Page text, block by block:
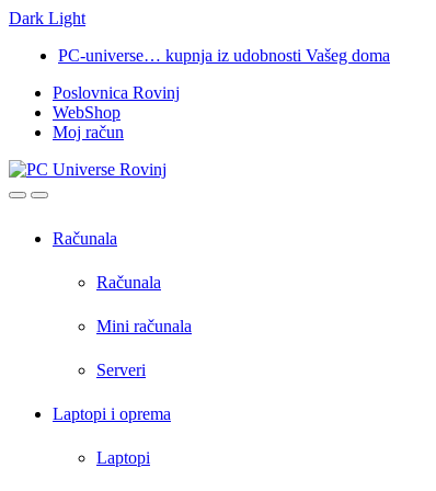
Dark Light
navigation
content
PC-universe… kupnja iz udobnosti Vašeg doma
Poslovnica Rovinj
WebShop
Moj račun
OpenClose
Računala
Računala
Mini računala
Serveri
Laptopi i oprema
Laptopi